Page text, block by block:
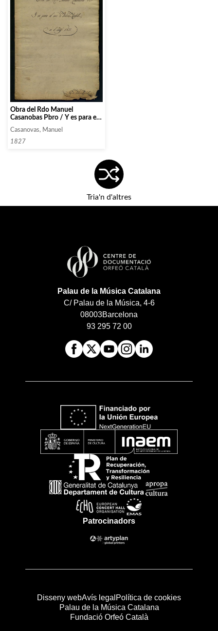
Obra del Rdo Manuel
Casanobas Pbro / Y es para el
anyo 1827
Casanovas, Manuel
1827
Tria'n d'altres
Palau de la Música Catalana
C/ Palau de la Música, 4-6
08003Barcelona
93 295 72 00
Patrocinadors
Disseny webAvís legal Política de cookies
Palau de la Música Catalana
Fundació Orfeó Català